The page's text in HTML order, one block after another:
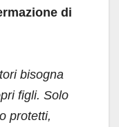
di
bisogna
figli. Solo
protetti,